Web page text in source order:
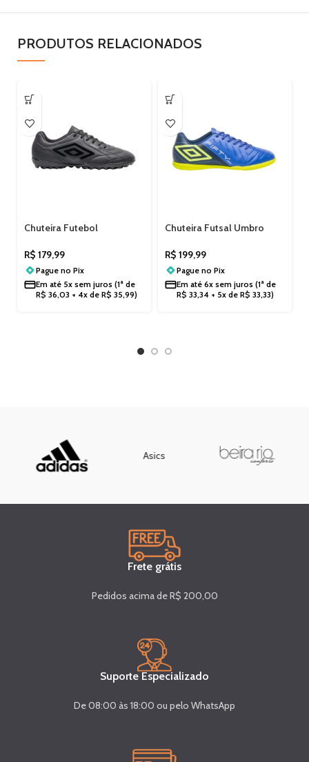
PRODUTOS RELACIONADOS
Chuteira Futebol
U01FB00327
R$ 179,99
Pague no Pix
Em até 5x sem juros (1ª de
R$ 36,03 + 4x de R$ 35,99)
Chuteira Futsal Umbro
Hypergrip Conforto Indoor
U01FB00334
R$ 199,99
Pague no Pix
Em até 6x sem juros (1ª de
R$ 33,34 + 5x de R$ 33,33)
Asics
Frete grátis
Pedidos acima de R$ 200,00
Suporte Especializado
De 08:00 às 18:00 ou pelo WhatsApp